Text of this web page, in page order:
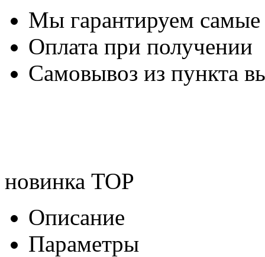
Мы гарантируем
Оплата при получении
Самовывоз из пункта
новинка TOP
Описание
Параметры